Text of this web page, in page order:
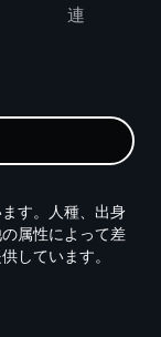
連
す。人種、出身
属性によって差
しています。